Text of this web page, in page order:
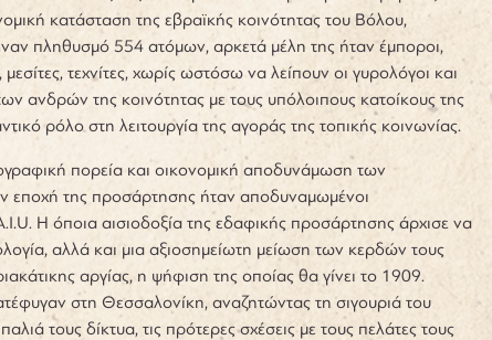
κατάσταση της εβραϊκής κοινότητας του Βόλου,
πληθυσμό 554 ατόμων, αρκετά μέλη της ήταν έμποροι,
τεχνίτες, χωρίς ωστόσω να λείπουν οι γυρολόγοι και
ανδρών της κοινότητας με τους υπόλοιπους κατοίκους της
ρόλο στη λειτουργία της αγοράς της τοπικής κοινωνίας.
πορεία και οικονομική αποδυνάμωση των
εποχή της προσάρτησης ήταν αποδυναμωμένοι
Η όποια αισιοδοξία της εδαφικής προσάρτησης άρχισε να
αλλά και μια αξιοσημείωτη μείωση των κερδών τους
αργίας, η ψήφιση της οποίας θα γίνει το 1909.
στη Θεσσαλονίκη, αναζητώντας τη σιγουριά του
τους δίκτυα, τις πρότερες σχέσεις με τους πελάτες τους